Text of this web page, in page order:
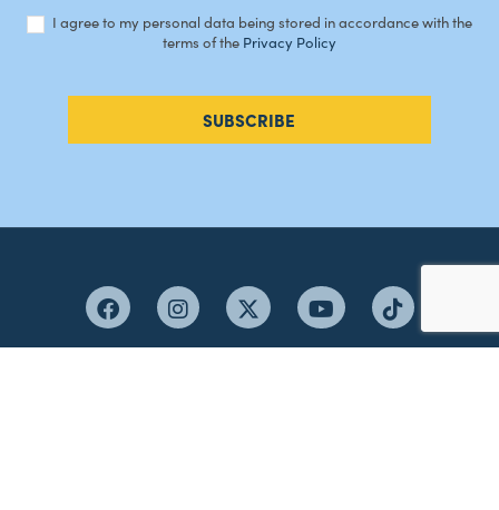
I agree to my personal data being stored in accordance with the
terms of the Privacy Policy
SUBSCRIBE